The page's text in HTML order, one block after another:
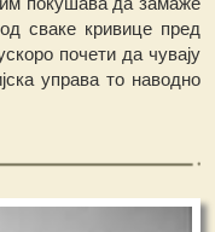
сваке кривице пред
почети да чувају
управа то наводно